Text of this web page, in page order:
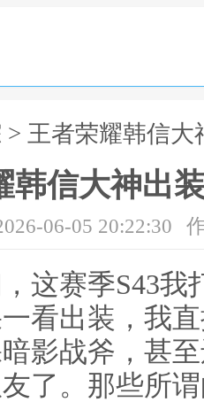
> 王者荣耀韩信
韩信大神出
06-05 20:22:30
这赛季S43
看出装，我
影战斧，甚
了。那些所